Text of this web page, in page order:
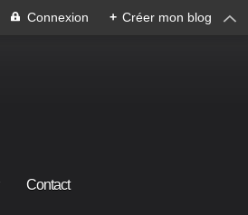
Connexion + Créer mon blog
Contact